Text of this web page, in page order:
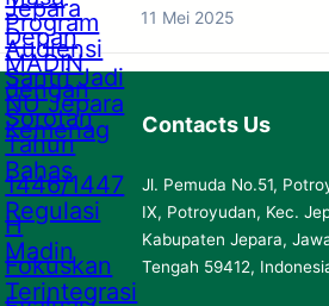
11 Mei 2025
Contacts Us
Jl. Pemuda No.51,
IX, Potroyudan, Kec.
Kabupaten Jepara,
Tengah 59412,